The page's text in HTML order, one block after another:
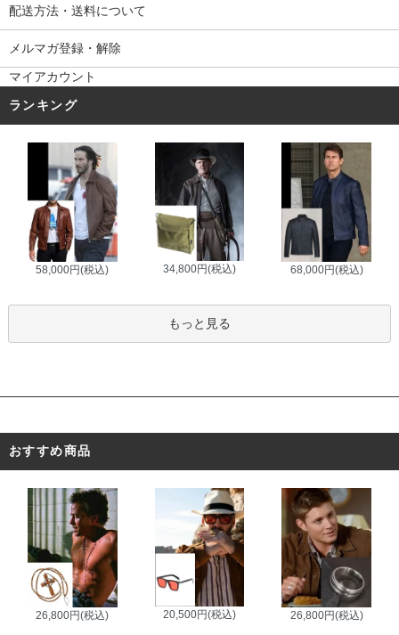
配送方法・送料について
メルマガ登録・解除
マイアカウント
ランキング
58,000円(税込) 34,800円(税込) 68,000円(税込)
もっと見る
おすすめ商品
26,800円(税込) 20,500円(税込) 26,800円(税込)